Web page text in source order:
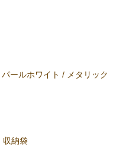
ールホワイト / メタリック
収納袋